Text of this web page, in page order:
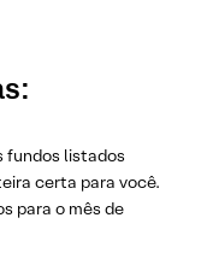
fundos listados
certa para você.
para o mês de